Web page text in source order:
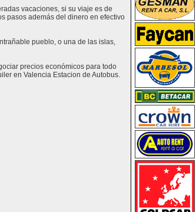
vacaciones, si su viaje es de
pasos además del dinero en efectivo
pueblo, o una de las islas,
precios económicos para todo
en Valencia Estacion de Autobus.